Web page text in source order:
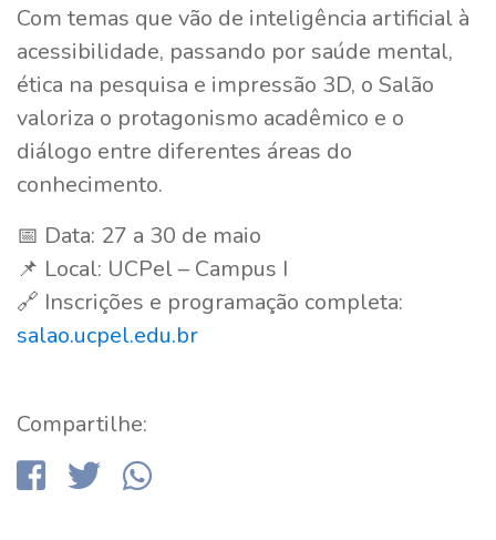
Com temas que vão de inteligência artificial à
acessibilidade, passando por saúde mental,
ética na pesquisa e impressão 3D, o Salão
valoriza o protagonismo acadêmico e o
diálogo entre diferentes áreas do
conhecimento.
📅 Data: 27 a 30 de maio
📌 Local: UCPel – Campus I
🔗 Inscrições e programação completa:
salao.ucpel.edu.br
Compartilhe: